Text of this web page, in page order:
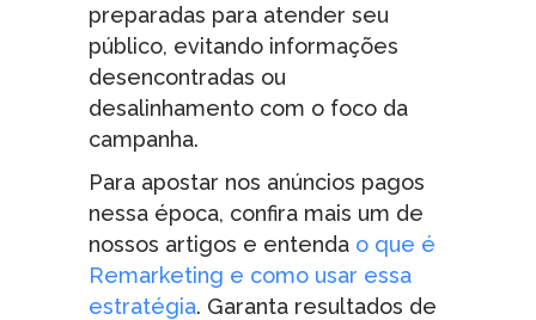
preparadas para atender seu
público, evitando informações
desencontradas ou
desalinhamento com o foco da
campanha.
Para apostar nos anúncios pagos
nessa época, confira mais um de
nossos artigos e entenda o que é
Remarketing e como usar essa
estratégia. Garanta resultados de